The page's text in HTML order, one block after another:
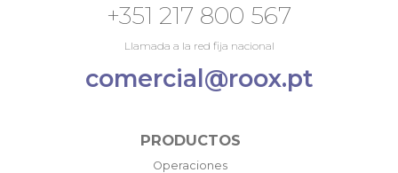
+351 217 800 567
Llamada a la red fija nacional
comercial@roox.pt
PRODUCTOS
Operaciones